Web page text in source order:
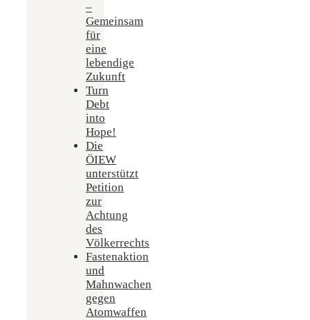
–
Gemeinsam
für
eine
lebendige
Zukunft
Turn
Debt
into
Hope!
Die
ÖIEW
unterstützt
Petition
zur
Achtung
des
Völkerrechts
Fastenaktion
und
Mahnwachen
gegen
Atomwaffen